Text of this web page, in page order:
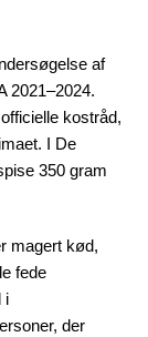
af
2021–2024.
kostråd,
I De
350 gram
magert kød,
fede
i
der